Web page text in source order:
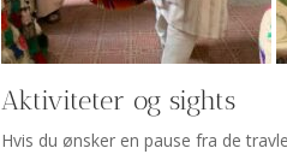
Aktiviteter og sights
Hvis du ønsker en pause fra de